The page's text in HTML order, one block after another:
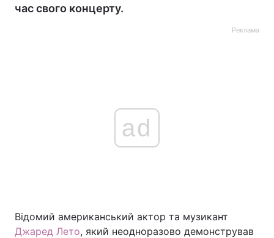
час свого концерту.
Реклама
ad
Відомий американський актор та музикант
Джаред Лето, який неодноразово демонстрував